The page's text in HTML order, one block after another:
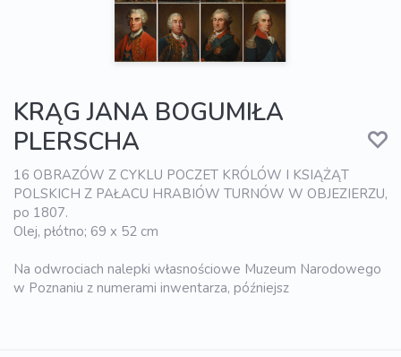
KRĄG JANA BOGUMIŁA
PLERSCHA
16 OBRAZÓW Z CYKLU POCZET KRÓLÓW I KSIĄŻĄT
POLSKICH Z PAŁACU HRABIÓW TURNÓW W OBJEZIERZU,
po 1807.
Olej, płótno; 69 x 52 cm
Na odwrociach nalepki własnościowe Muzeum Narodowego
w Poznaniu z numerami inwentarza, późniejsz